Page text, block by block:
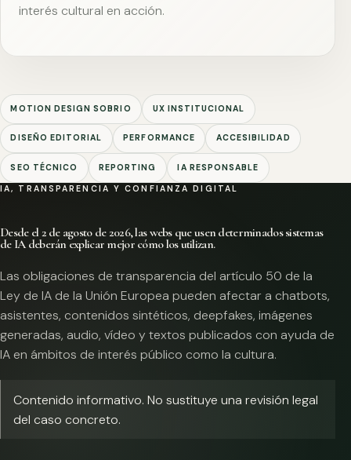
interés cultural en acción.
MOTION DESIGN SOBRIO UX INSTITUCIONAL
DISEÑO EDITORIAL PERFORMANCE ACCESIBILIDAD
SEO TÉCNICO REPORTING IA RESPONSABLE
IA, TRANSPARENCIA Y CONFIANZA DIGITAL
Desde el 2 de agosto de 2026, las webs que usen determinados sistemas
de IA deberán explicar mejor cómo los utilizan.
Las obligaciones de transparencia del artículo 50 de la
Ley de IA de la Unión Europea pueden afectar a chatbots,
asistentes, contenidos sintéticos, deepfakes, imágenes
generadas, audio, vídeo y textos publicados con ayuda de
IA en ámbitos de interés público como la cultura.
Contenido informativo. No sustituye una revisión legal
del caso concreto.